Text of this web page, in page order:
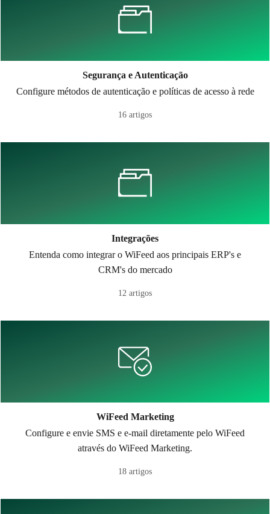
Segurança e Autenticação
Configure métodos de autenticação e políticas de acesso à rede
16 artigos
Integrações
Entenda como integrar o WiFeed aos principais ERP's e
CRM's do mercado
12 artigos
WiFeed Marketing
Configure e envie SMS e e-mail diretamente pelo WiFeed
através do WiFeed Marketing.
18 artigos